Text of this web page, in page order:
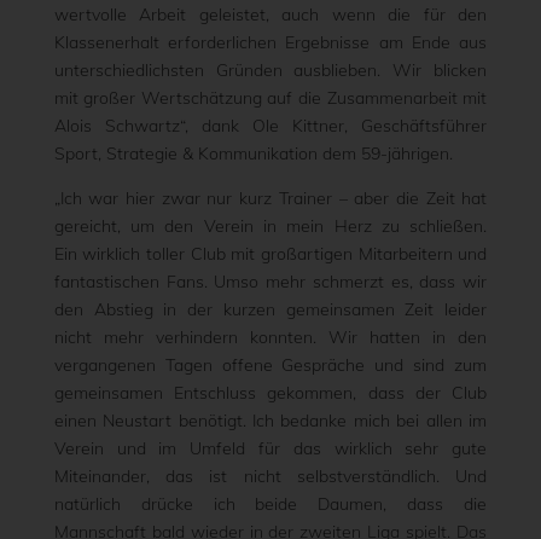
wertvolle Arbeit geleistet, auch wenn die für den
Klassenerhalt erforderlichen Ergebnisse am Ende aus
unterschiedlichsten Gründen ausblieben. Wir blicken
mit großer Wertschätzung auf die Zusammenarbeit mit
Alois Schwartz“, dank Ole Kittner, Geschäftsführer
Sport, Strategie & Kommunikation dem 59-jährigen.
„Ich war hier zwar nur kurz Trainer – aber die Zeit hat
gereicht, um den Verein in mein Herz zu schließen.
Ein wirklich toller Club mit großartigen Mitarbeitern und
fantastischen Fans. Umso mehr schmerzt es, dass wir
den Abstieg in der kurzen gemeinsamen Zeit leider
nicht mehr verhindern konnten. Wir hatten in den
vergangenen Tagen offene Gespräche und sind zum
gemeinsamen Entschluss gekommen, dass der Club
einen Neustart benötigt. Ich bedanke mich bei allen im
Verein und im Umfeld für das wirklich sehr gute
Miteinander, das ist nicht selbstverständlich. Und
natürlich drücke ich beide Daumen, dass die
Mannschaft bald wieder in der zweiten Liga spielt. Das